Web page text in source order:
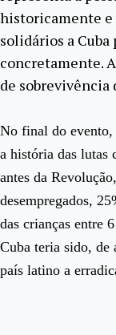
historicamente e
solidários a Cuba
concretamente.
de sobrevivência
No final do
a história das lutas
antes da
desempregados,
das crianças entre
Cuba teria sido, de
país latino a